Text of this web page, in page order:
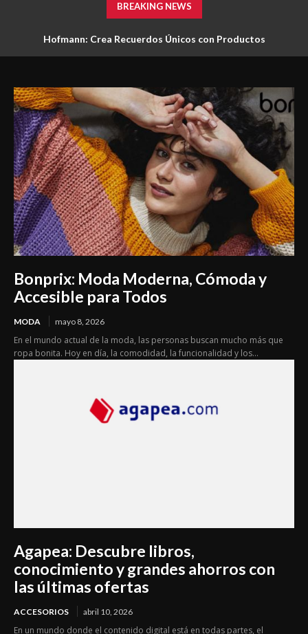
BREAKING NEWS
Hofmann: Crea Recuerdos Únicos con Productos
Bonprix: Moda Moderna, Cómoda y
Accesible para Todos
MODA mayo 8, 2026
En el mundo actual de la moda, las personas buscan mucho más que
ropa bonita. Hoy en día, la comodidad, la funcionalidad y los...
Agapea: Descubre libros,
conocimiento y grandes ahorros con
las últimas ofertas
ACCESORIOS abril 10, 2026
En un mundo donde el contenido digital está en todas partes, el